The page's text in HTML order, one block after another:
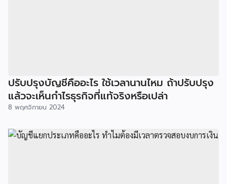
ปรับปรุงบัญชีคืออะไร ใช้เวลานานไหม ถ้าปรับปรุง
แล้วจะเห็นกำไรธุรกิจที่แท้จริงหรือเปล่า
8 พฤศจิกายน 2024